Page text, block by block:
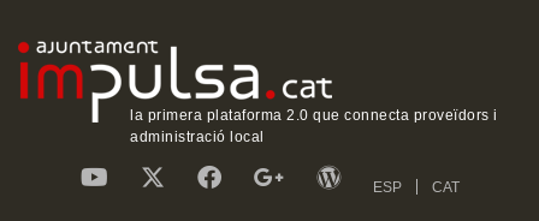
la primera plataforma 2.0 que connecta proveïdors i
administració local
ESP CAT